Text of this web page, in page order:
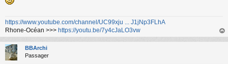
https://www.youtube.com/channel/UC99xju ... J1jNp3FLhA
Rhone-Océan >>> https://youtu.be/7y4cJaLO3vw
au
BBArchi
Passager